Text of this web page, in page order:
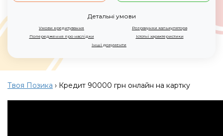
Детальні умови
Умови кредитування
Розрахунки калькулятора
Попередження про наслідки
Істотні характеристики
Інші документи
Твоя Позика › Кредит 90000 грн онлайн на картку